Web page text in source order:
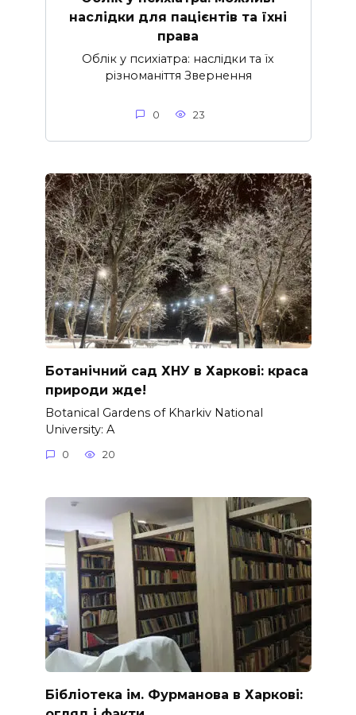
наслідки для пацієнтів та їхні
права
Облік у психіатра: наслідки та їх
різноманіття Звернення
0 23
Ботанічний сад ХНУ в Харкові: краса
природи жде!
Botanical Gardens of Kharkiv National
University: A
0 20
Бібліотека ім. Фурманова в Харкові: